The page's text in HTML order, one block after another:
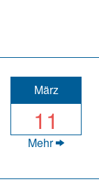
März
11
Mehr